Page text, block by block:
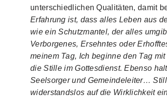
unterschiedlichen Qualitäten, damit
Erfahrung ist, dass alles Leben aus
wie ein Schutzmantel, der alles
Verborgenes, Ersehntes oder
meinem Tag, Ich beginne den Tag
die Stille im Gottesdienst. Ebenso
Seelsorger und Gemeindeleiter…
widerstandslos auf die Wirklichkeit